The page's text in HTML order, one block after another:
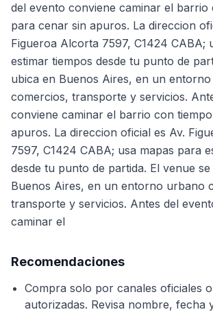
del evento conviene caminar el barrio
para cenar sin apuros. La direccion
Figueroa Alcorta 7597, C1424 CABA;
estimar tiempos desde tu punto de
ubica en Buenos Aires, en un
comercios, transporte y servicios.
conviene caminar el barrio con
apuros. La direccion oficial es Av.
7597, C1424 CABA; usa mapas para
desde tu punto de partida. El venue
Buenos Aires, en un entorno urbano
transporte y servicios. Antes del
caminar el
Recomendaciones
Compra solo por canales oficiales
autorizadas. Revisa nombre, fecha